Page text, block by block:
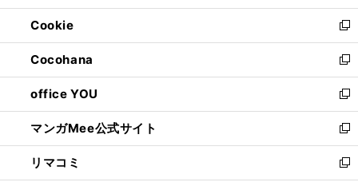
開
く
ウ
で
開
く
ン
ド
ウ
で
開
く
ウ
ィ
ン
ド
ウ
で
開
く
Cookie
新
し
い
ウ
ィ
ン
ド
ウ
で
開
Cocohana
新
し
い
ウ
ィ
ン
ド
ウ
office YOU
新
し
い
ウ
ィ
ン
マンガMee公式サイト
新
し
い
ウ
リマコミ
新
し